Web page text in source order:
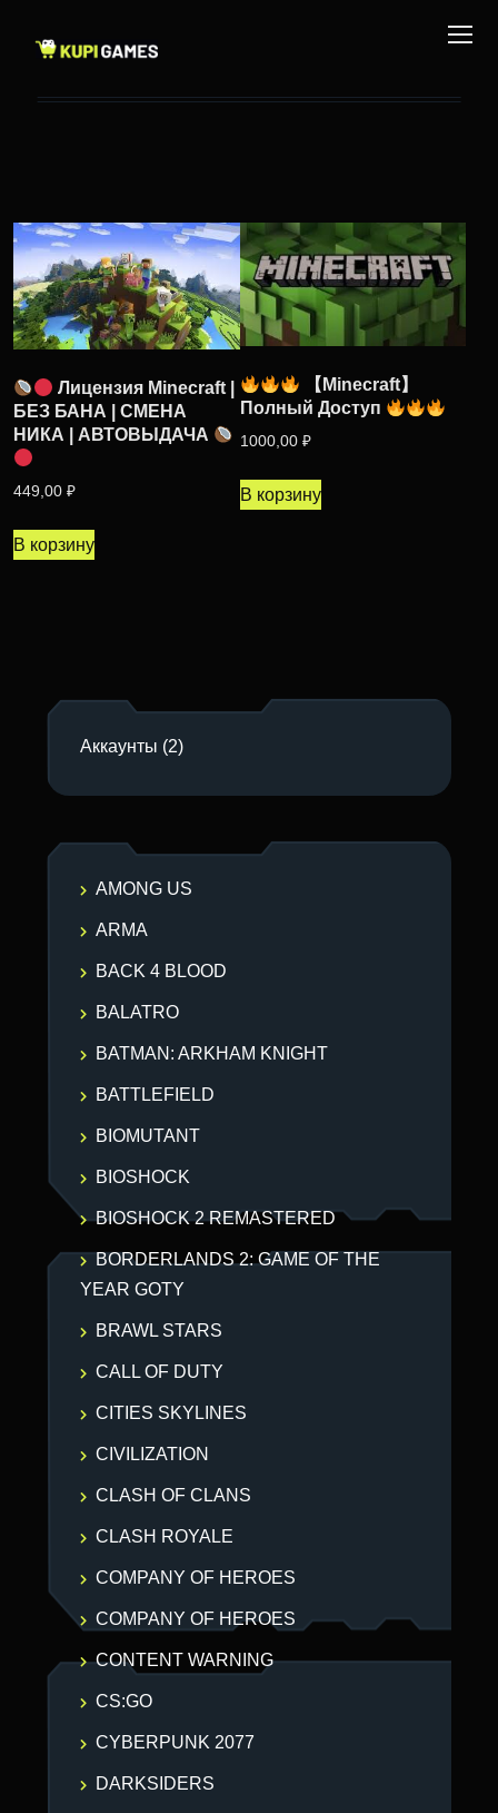
Лицензия Minecraft |
БЕЗ БАНА | СМЕНА
НИКА | АВТОВЫДАЧА
449,00 ₽
В корзину
【Minecraft】
Полный Доступ
1000,00 ₽
В корзину
Аккаунты (2)
AMONG US
ARMA
BACK 4 BLOOD
BALATRO
BATMAN: ARKHAM KNIGHT
BATTLEFIELD
BIOMUTANT
BIOSHOCK
BIOSHOCK 2 REMASTERED
BORDERLANDS 2: GAME OF THE
YEAR GOTY
BRAWL STARS
CALL OF DUTY
CITIES SKYLINES
CIVILIZATION
CLASH OF CLANS
CLASH ROYALE
COMPANY OF HEROES
COMPANY OF HEROES
CONTENT WARNING
CS:GO
CYBERPUNK 2077
DARKSIDERS